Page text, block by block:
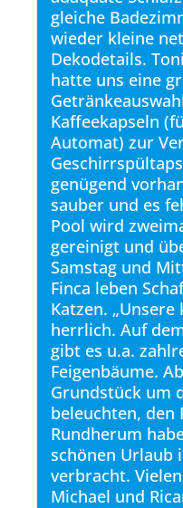
gleiche
wieder kleine
Dekodetails.
hatte uns eine
Kaffeekapseln
Automat) zur
genügend
sauber und es
Pool wird
gereinigt und
Samstag und
Finca leben
Katzen. „Unsere
herrlich. Auf
gibt es u.a.
Feigenbäume.
Grundstück um
beleuchten, den
Rundherum
schönen Urlaub
verbracht.
Michael und